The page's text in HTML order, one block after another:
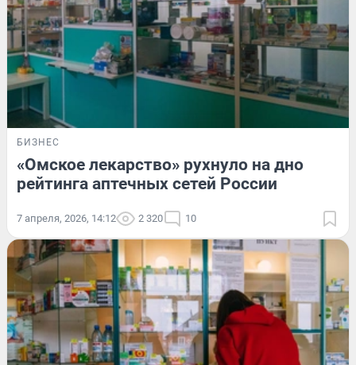
БИЗНЕС
«Омское лекарство» рухнуло на дно
рейтинга аптечных сетей России
7 апреля, 2026, 14:12 2 320 10